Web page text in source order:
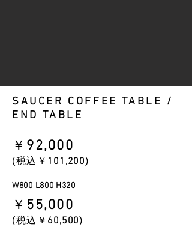
​￥ 92,000
​(税込￥ 101,200)
W800 L800 H320
SAUCER COFFEE TABLE /
END TABLE
​￥ 55,000
​(税込￥ 60,500)